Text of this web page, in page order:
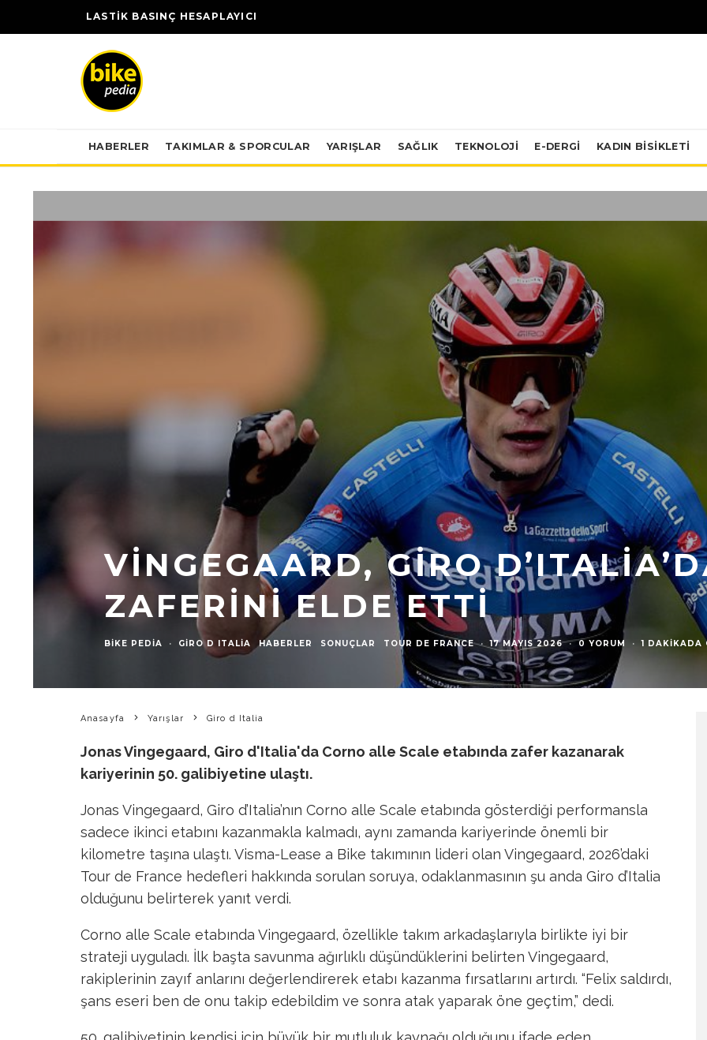
LASTİK BASINÇ HESAPLAYICI
HABERLER TAKIMLAR & SPORCULAR YARIŞLAR SAĞLIK TEKNOLOJI E-DERGİ KADIN BISIKLETI
VINGEGAARD, GIRO
ZAFERINI ELDE ETTI
BIKE PEDIA · GIRO D ITALIA HABERLER SONUÇLAR TOUR DE FRANCE · 17 MAYIS 2026 · 0 YORUM · 1 DAKIKADA
Anasayfa Yarışlar Giro d Italia
Jonas Vingegaard, Giro d'Italia'da Corno alle Scale etabında zafer kazanarak
kariyerinin 50. galibiyetine ulaştı.
Jonas Vingegaard, Giro d’Italia’nın Corno alle Scale etabında gösterdiği performansla
sadece ikinci etabını kazanmakla kalmadı, aynı zamanda kariyerinde önemli bir
kilometre taşına ulaştı. Visma-Lease a Bike takımının lideri olan Vingegaard, 2026’daki
Tour de France hedefleri hakkında sorulan soruya, odaklanmasının şu anda Giro d’Italia
olduğunu belirterek yanıt verdi.
Corno alle Scale etabında Vingegaard, özellikle takım arkadaşlarıyla birlikte iyi bir
strateji uyguladı. İlk başta savunma ağırlıklı düşündüklerini belirten Vingegaard,
rakiplerinin zayıf anlarını değerlendirerek etabı kazanma fırsatlarını artırdı. “Felix saldırdı,
şans eseri ben de onu takip edebildim ve sonra atak yaparak öne geçtim,” dedi.